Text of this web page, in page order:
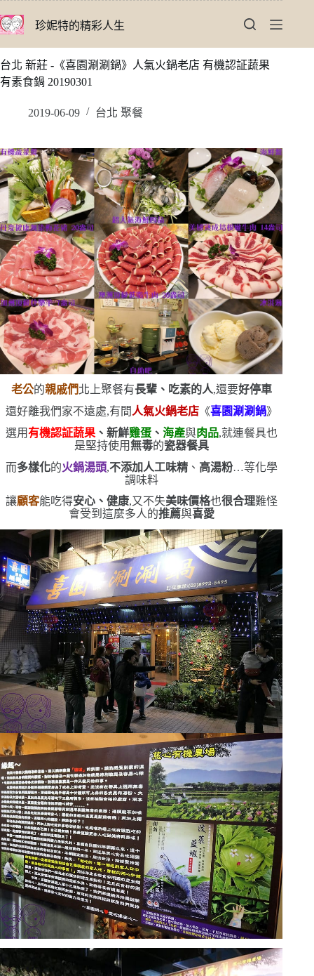
至
要
內
珍妮特的精彩人生
台北 新莊 -《喜園涮涮鍋》人氣火鍋老店 有機認証蔬果
有素食鍋 20190301
2019-06-09 台北 聚餐
老公的親戚們北上聚餐有長輩、吃素的人,還要好停車
還好離我們家不遠處,有間人氣火鍋老店《喜園涮涮鍋》
選用有機認証蔬果、新鮮雞蛋、 海產與肉品,就連餐具也
是堅持使用無毒的瓷器餐具
而多樣化的火鍋湯頭,不添加人工味精、 高湯粉…等化學
調味料
讓顧客能吃得安心、健康,又不失美味價格也很合理難怪
會受到這麼多人的推薦與喜愛